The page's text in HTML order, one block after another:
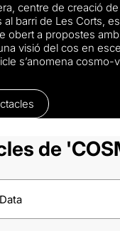
centre de creació
al barri de Les Corts,
obert a propostes
visió del cos en
s’anomena cosmo-
de
Data